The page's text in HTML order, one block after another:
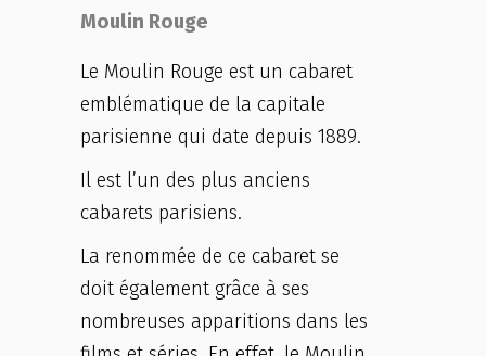
Moulin Rouge
Le Moulin Rouge est un cabaret
emblématique de la capitale
parisienne qui date depuis 1889.
Il est l’un des plus anciens
cabarets parisiens.
La renommée de ce cabaret se
doit également grâce à ses
nombreuses apparitions dans les